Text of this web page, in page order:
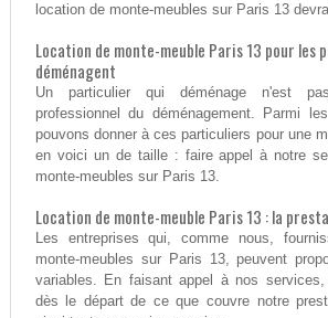
location de monte-meubles sur Paris 13
Location de monte-meuble Paris 13 pour les
déménagent
Un particulier qui déménage n'est
professionnel du déménagement. Parmi
pouvons donner à ces particuliers pour une
en voici un de taille : faire appel à notre
monte-meubles sur Paris 13.
Location de monte-meuble Paris 13 : la
Les entreprises qui, comme nous,
monte-meubles sur Paris 13, peuvent
variables. En faisant appel à nos
dès le départ de ce que couvre notre